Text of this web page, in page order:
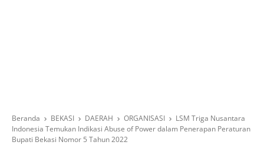
Beranda BEKASI DAERAH ORGANISASI
LSM Triga Nusantara
Indonesia Temukan Indikasi Abuse of Power dalam Penerapan Peraturan
Bupati Bekasi Nomor 5 Tahun 2022